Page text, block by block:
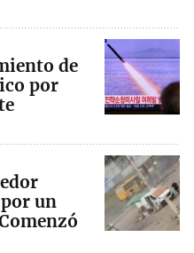
de
por
un